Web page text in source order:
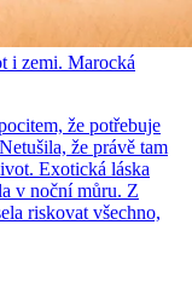
i zemi. Marocká
že potřebuje
že právě tam
Exotická láska
v noční můru. Z
riskovat všechno,